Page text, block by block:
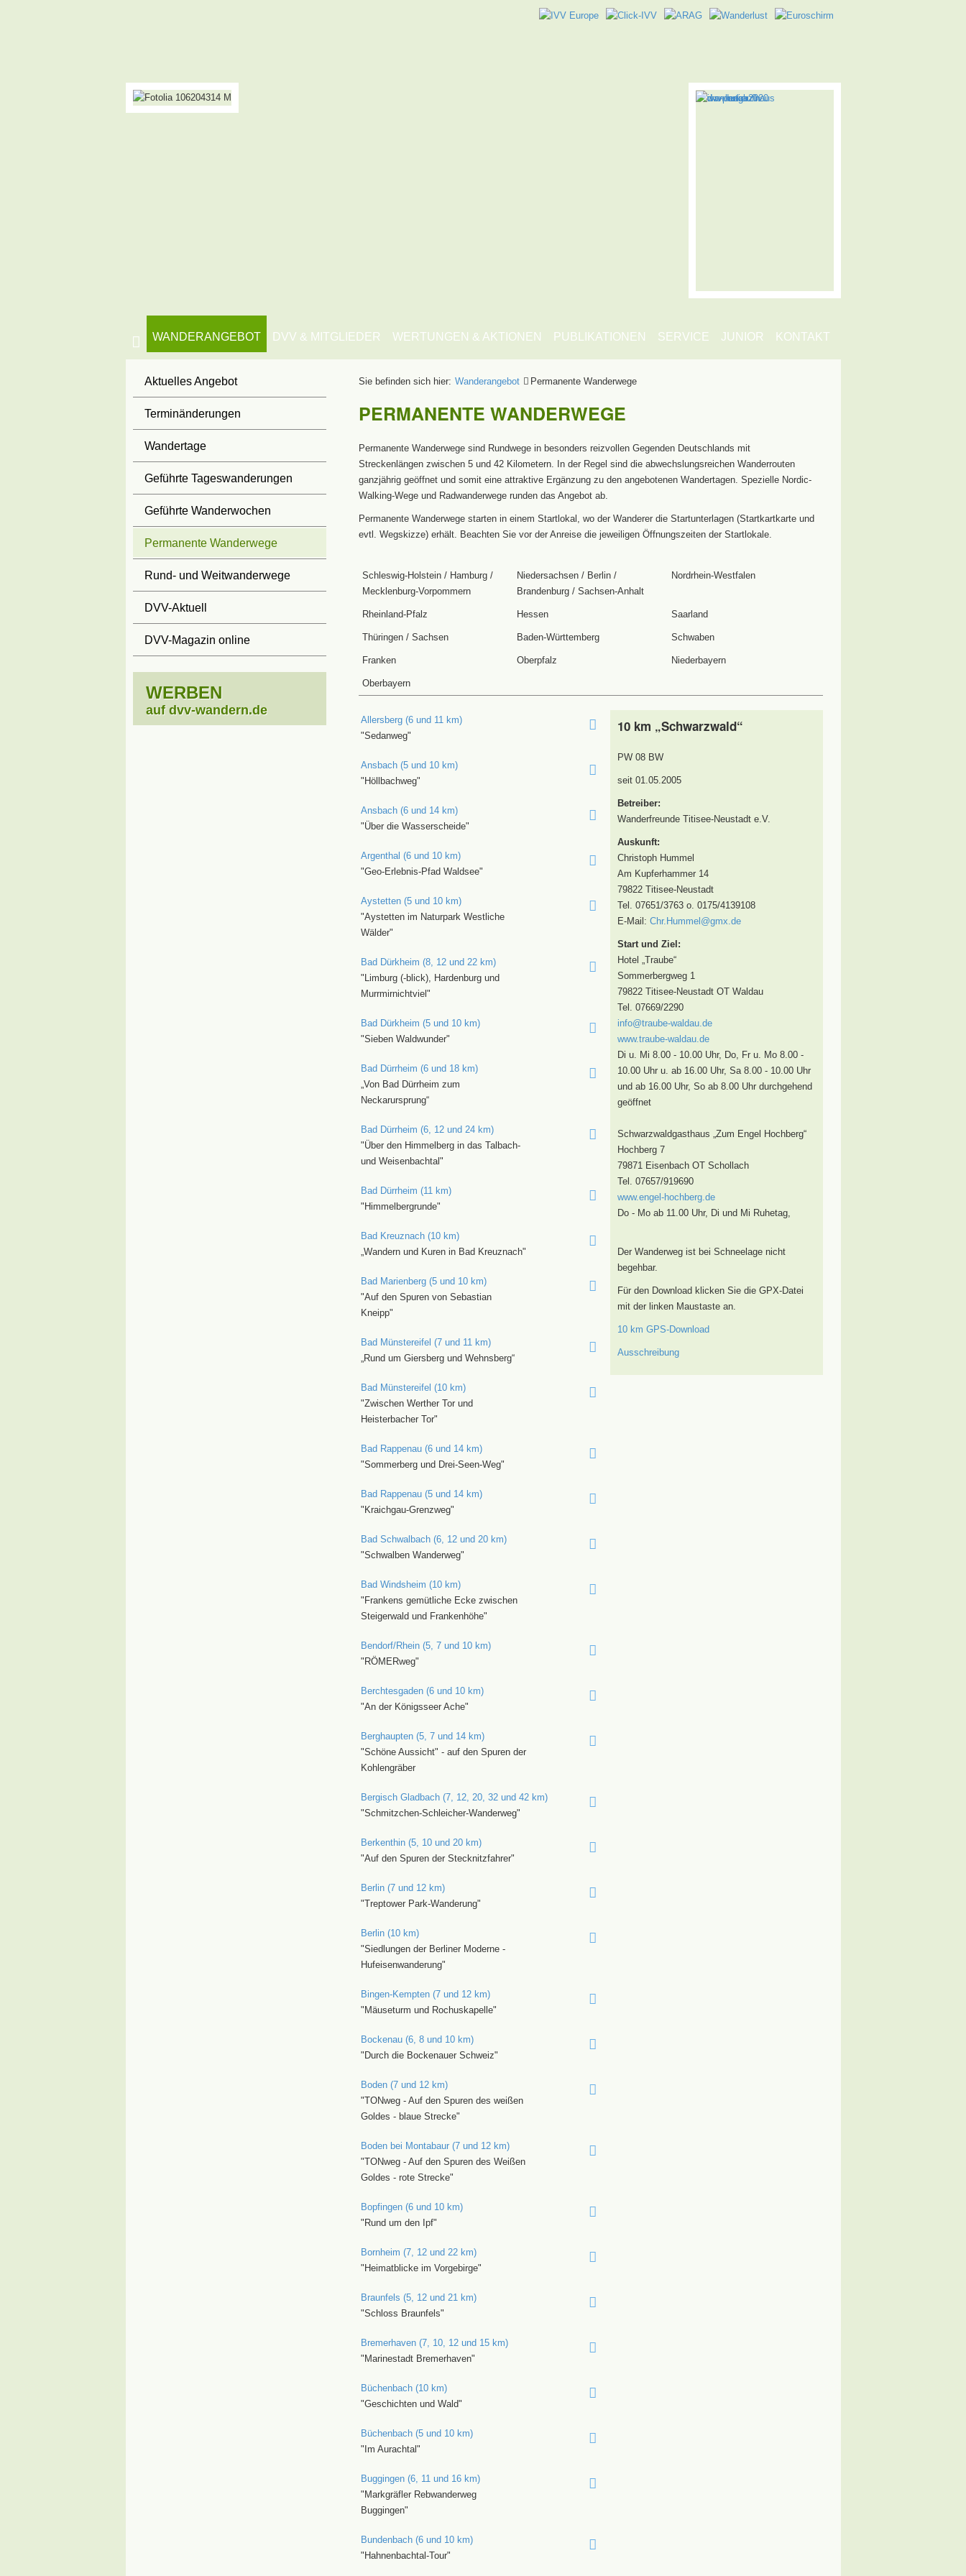
WANDERANGEBOT DVV & MITGLIEDER WERTUNGEN & AKTIONEN PUBLIKATIONEN SERVICE JUNIOR KONTAKT
Sie befinden sich hier: Wanderangebot Permanente Wanderwege
PERMANENTE WANDERWEGE
Permanente Wanderwege sind Rundwege in besonders reizvollen Gegenden Deutschlands mit
Streckenlängen zwischen 5 und 42 Kilometern. In der Regel sind die abwechslungsreichen Wanderrouten
ganzjährig geöffnet und somit eine attraktive Ergänzung zu den angebotenen Wandertagen. Spezielle Nordic-
Walking-Wege und Radwanderwege runden das Angebot ab.
Permanente Wanderwege starten in einem Startlokal, wo der Wanderer die Startunterlagen (Startkartkarte und
evtl. Wegskizze) erhält. Beachten Sie vor der Anreise die jeweiligen Öffnungszeiten der Startlokale.
Schleswig-Holstein / Hamburg /
Mecklenburg-Vorpommern
Niedersachsen / Berlin /
Brandenburg / Sachsen-Anhalt
Nordrhein-Westfalen
Rheinland-Pfalz Hessen Saarland
Thüringen / Sachsen Baden-Württemberg Schwaben
Franken Oberpfalz Niederbayern
Oberbayern
Allersberg (6 und 11 km)
"Sedanweg"
Ansbach (5 und 10 km)
"Höllbachweg"
Ansbach (6 und 14 km)
"Über die Wasserscheide"
Argenthal (6 und 10 km)
"Geo-Erlebnis-Pfad Waldsee"
Aystetten (5 und 10 km)
"Aystetten im Naturpark Westliche
Wälder"
Bad Dürkheim (8, 12 und 22 km)
"Limburg (-blick), Hardenburg und
Murrmirnichtviel"
Bad Dürkheim (5 und 10 km)
"Sieben Waldwunder"
Bad Dürrheim (6 und 18 km)
„Von Bad Dürrheim zum
Neckarursprung“
Bad Dürrheim (6, 12 und 24 km)
"Über den Himmelberg in das Talbach-
und Weisenbachtal"
Bad Dürrheim (11 km)
"Himmelbergrunde"
Bad Kreuznach (10 km)
„Wandern und Kuren in Bad Kreuznach"
Bad Marienberg (5 und 10 km)
"Auf den Spuren von Sebastian
Kneipp"
Bad Münstereifel (7 und 11 km)
„Rund um Giersberg und Wehnsberg“
Bad Münstereifel (10 km)
"Zwischen Werther Tor und
Heisterbacher Tor"
Bad Rappenau (6 und 14 km)
"Sommerberg und Drei-Seen-Weg"
Bad Rappenau (5 und 14 km)
"Kraichgau-Grenzweg"
Bad Schwalbach (6, 12 und 20 km)
"Schwalben Wanderweg"
Bad Windsheim (10 km)
"Frankens gemütliche Ecke zwischen
Steigerwald und Frankenhöhe"
Bendorf/Rhein (5, 7 und 10 km)
"RÖMERweg"
Berchtesgaden (6 und 10 km)
"An der Königsseer Ache"
Berghaupten (5, 7 und 14 km)
"Schöne Aussicht" - auf den Spuren der
Kohlengräber
Bergisch Gladbach (7, 12, 20, 32 und 42 km)
"Schmitzchen-Schleicher-Wanderweg"
Berkenthin (5, 10 und 20 km)
"Auf den Spuren der Stecknitzfahrer"
Berlin (7 und 12 km)
"Treptower Park-Wanderung"
Berlin (10 km)
"Siedlungen der Berliner Moderne -
Hufeisenwanderung"
Bingen-Kempten (7 und 12 km)
"Mäuseturm und Rochuskapelle"
Bockenau (6, 8 und 10 km)
"Durch die Bockenauer Schweiz"
Boden (7 und 12 km)
"TONweg - Auf den Spuren des weißen
Goldes - blaue Strecke"
Boden bei Montabaur (7 und 12 km)
"TONweg - Auf den Spuren des Weißen
Goldes - rote Strecke"
Bopfingen (6 und 10 km)
"Rund um den Ipf"
Bornheim (7, 12 und 22 km)
"Heimatblicke im Vorgebirge"
Braunfels (5, 12 und 21 km)
"Schloss Braunfels"
Bremerhaven (7, 10, 12 und 15 km)
"Marinestadt Bremerhaven"
Büchenbach (10 km)
"Geschichten und Wald"
Büchenbach (5 und 10 km)
"Im Aurachtal"
Buggingen (6, 11 und 16 km)
"Markgräfler Rebwanderweg
Buggingen"
Bundenbach (6 und 10 km)
"Hahnenbachtal-Tour"
10 km „Schwarzwald“
PW 08 BW
seit 01.05.2005
Betreiber:
Wanderfreunde Titisee-Neustadt e.V.
Auskunft:
Christoph Hummel
Am Kupferhammer 14
79822 Titisee-Neustadt
Tel. 07651/3763 o. 0175/4139108
E-Mail: Chr.Hummel@gmx.de
Start und Ziel:
Hotel „Traube“
Sommerbergweg 1
79822 Titisee-Neustadt OT Waldau
Tel. 07669/2290
info@traube-waldau.de
www.traube-waldau.de
Di u. Mi 8.00 - 10.00 Uhr, Do, Fr u. Mo 8.00 -
10.00 Uhr u. ab 16.00 Uhr, Sa 8.00 - 10.00 Uhr
und ab 16.00 Uhr, So ab 8.00 Uhr durchgehend
geöffnet
Schwarzwaldgasthaus „Zum Engel Hochberg“
Hochberg 7
79871 Eisenbach OT Schollach
Tel. 07657/919690
www.engel-hochberg.de
Do - Mo ab 11.00 Uhr, Di und Mi Ruhetag,
Der Wanderweg ist bei Schneelage nicht
begehbar.
Für den Download klicken Sie die GPX-Datei
mit der linken Maustaste an.
10 km GPS-Download
Ausschreibung
Aktuelles Angebot
Terminänderungen
Wandertage
Geführte Tageswanderungen
Geführte Wanderwochen
Permanente Wanderwege
Rund- und Weitwanderwege
DVV-Aktuell
DVV-Magazin online
WERBEN
auf dvv-wandern.de